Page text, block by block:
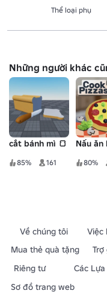
Thể loại phụ
Những người khác
cắt bánh mì 🍞
85% 161
Nấu ăn
80%
Về chúng tôi Việc
Mua thẻ quà tặng
Trợ
Riêng tư
Các
Sơ đồ trang web